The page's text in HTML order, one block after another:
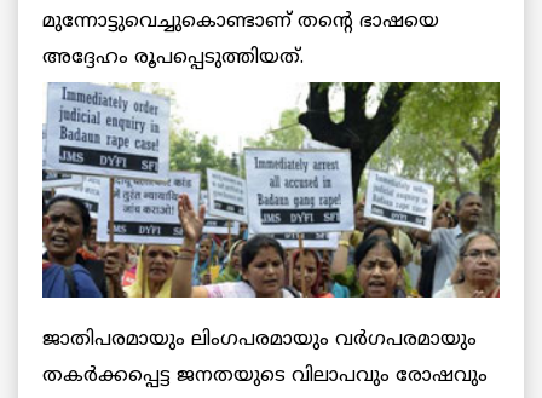
മുന്നോട്ടുവെച്ചുകൊണ്ടാണ് തന്റെ ഭാഷയെ
അദ്ദേഹം രൂപപ്പെടുത്തിയത്.
ജാതിപരമായും ലിംഗപരമായും വര്‍ഗപരമായും
തകര്‍ക്കപ്പെട്ട ജനതയുടെ വിലാപവും രോഷവും